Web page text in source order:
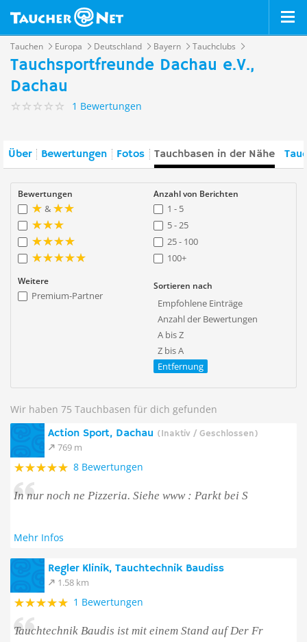
Tauchen Europa Deutschland Bayern Tauchclubs
Tauchsportfreunde Dachau e.V.,
Dachau
1 Bewertungen
Über Bewertungen Fotos Tauchbasen in der Nähe
Bewertungen
&
Anzahl von Berichten
1 - 5
5 - 25
25 - 100
100+
Weitere
Premium-Partner
Sortieren nach
Empfohlene Einträge
Anzahl der Bewertungen
A bis Z
Z bis A
Entfernung
Wir haben 75 Tauchbasen für dich gefunden
Action Sport, Dachau (Inaktiv / Geschlossen)
769 m
8 Bewertungen
In nur noch ne Pizzeria. Siehe www : Parkt bei S
Mehr Infos
Regler Klinik, Tauchtechnik Baudiss
1.58 km
1 Bewertungen
Tauchtechnik Baudis ist mit einem Stand auf Der Fr